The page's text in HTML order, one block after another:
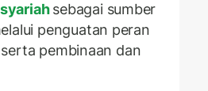
sebagai sumber
penguatan peran
pembinaan dan